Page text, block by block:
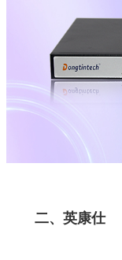
二、英康仕